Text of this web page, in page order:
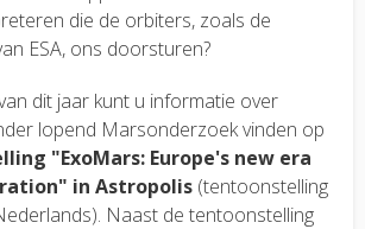
die de orbiters, zoals de
ESA, ons doorsturen?
dit jaar kunt u informatie over
lopend Marsonderzoek vinden op
"ExoMars: Europe's new era
in Astropolis (tentoonstelling
Naast de tentoonstelling